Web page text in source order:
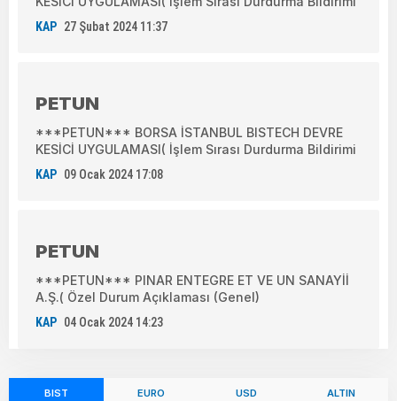
KAP 27 Şubat 2024 11:37
PETUN
***PETUN*** BORSA İSTANBUL BISTECH DEVRE
KESİCİ UYGULAMASI( İşlem Sırası Durdurma Bildirimi
KAP 09 Ocak 2024 17:08
PETUN
***PETUN*** PINAR ENTEGRE ET VE UN SANAYİİ
A.Ş.( Özel Durum Açıklaması (Genel)
KAP 04 Ocak 2024 14:23
BIST EURO USD ALTIN